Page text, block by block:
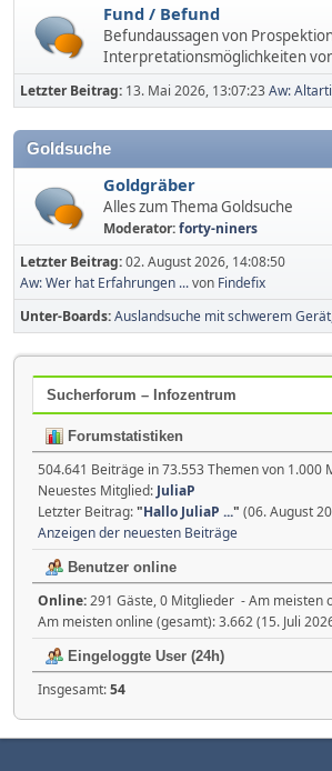
Fund / Befund
Befundaussagen von
Interpretationsmöglichkeiten
Letzter Beitrag: 13. Mai 2026, 13:07:23Aw:
Goldsuche
Goldgräber
Alles zum Thema Goldsuche
Moderator:forty-niners
Letzter Beitrag:02. August 2026, 14:08:50
Aw: Wer hat Erfahrungen ...von Findefix
Unter-Boards Auslandsuche mit schwerem
Sucherforum – Infozentrum
Forumstatistiken
504.641 Beiträge in 73.553 Themen von 1.000
Neuestes Mitglied: JuliaP
Letzter Beitrag:"Hallo JuliaP ..." (06. August
Anzeigen der neuesten Beiträge
Benutzer online
Online:291 Gäste, 0 Mitglieder - Am meisten
Am meisten online (gesamt): 3.662 (15. Juli
Eingeloggte User (24h)
Insgesamt:54